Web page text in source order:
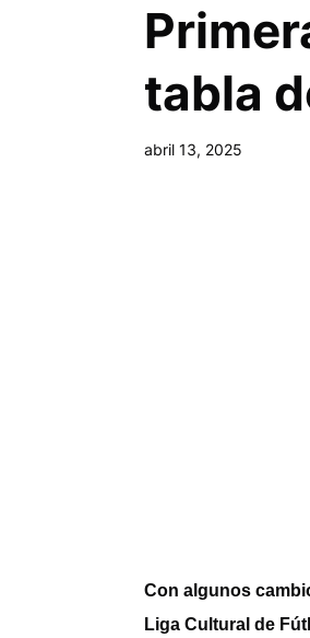
tabla
abril 13, 2025
Con algunos
Liga Cultural de